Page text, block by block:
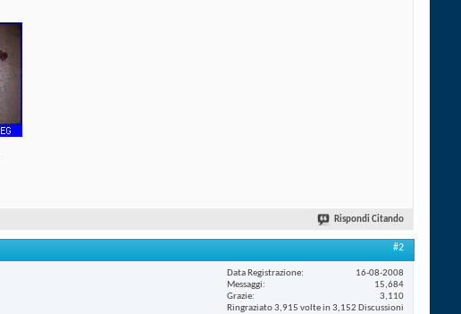
Rispondi Citando
#2
Data Registrazione
16-08-2008
Messaggi
15,684
Grazie
3,110
Ringraziato 3,915 volte in 3,152 Discussioni